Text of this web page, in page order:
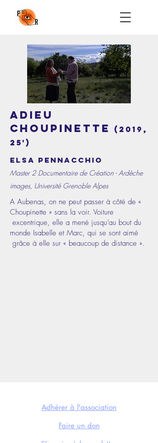
Adieu
Choupinette
(2019,
25')
ElSA PENNACCHIO
Master 2 Documentaire de Création - Ardèche
images, Université Grenoble Alpes
A Aubenas, on ne peut passer à côté de «
Choupinette » sans la voir. Voiture
excentrique, elle a mené jusqu’au bout du
monde Isabelle et Marc, qui se sont aimé
grâce à elle sur « beaucoup de distance ».
Adhérer à l'association
Faire un don